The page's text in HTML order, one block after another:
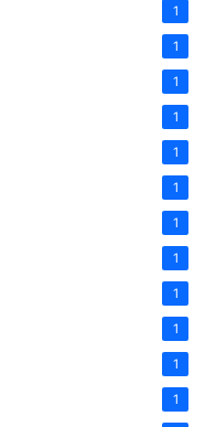
1
1
1
1
1
1
1
1
1
1
1
1